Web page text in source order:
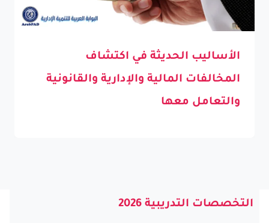
الأساليب الحديثة في اكتشاف
المخالفات المالية والإدارية والقانونية
والتعامل معها
التخصصات التدريبية 2026